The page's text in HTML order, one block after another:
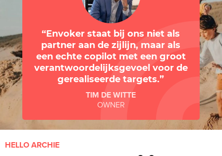
Envoker staat bij ons niet als
partner aan de zijlijn, maar als
een echte copilot met een groot
verantwoordelijksgevoel voor de
gerealiseerde targets.
TIM DE WITTE
OWNER
HELLO ARCHIE